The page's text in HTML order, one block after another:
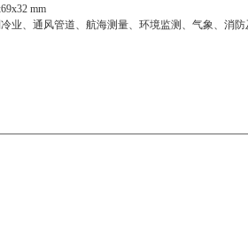
mm
业、通风管道、航海测量、环境监测、气象、消防